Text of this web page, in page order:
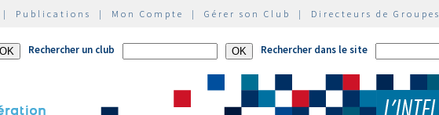
| Publications | Mon Compte | Gérer son Club | Directeurs de Groupes
Rechercher un club Rechercher dans le site